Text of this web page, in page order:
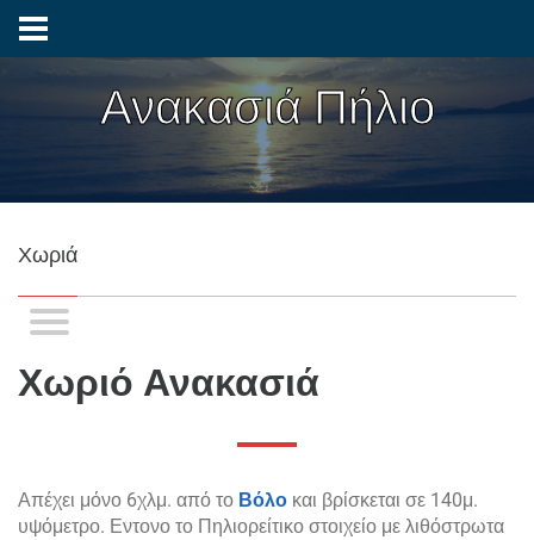
Ανακασιά Πήλιο
Χωριά
Χωριό Ανακασιά
Απέχει μόνο 6χλμ. από το Βόλο και βρίσκεται σε 140μ.
υψόμετρο. Εντονο το Πηλιορείτικο στοιχείο με λιθόστρωτα